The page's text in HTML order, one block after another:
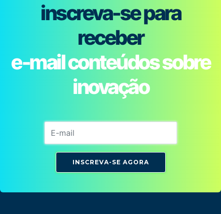
inscreva-se para
receber
e-mail conteúdos sobre
inovação
INSCREVA-SE AGORA